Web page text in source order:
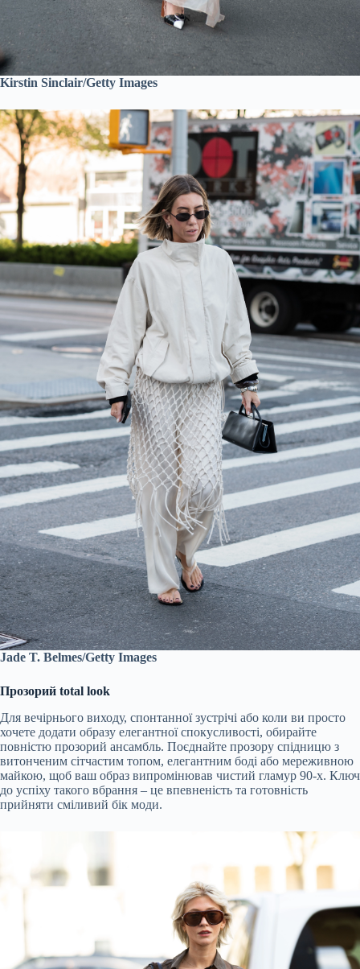
Kirstin Sinclair/Getty Images
Jade T. Belmes/Getty Images
Прозорий total look
Для вечірнього виходу, спонтанної зустрічі або коли ви просто
хочете додати образу елегантної спокусливості, обирайте
повністю прозорий ансамбль. Поєднайте прозору спідницю з
витонченим сітчастим топом, елегантним боді або мереживною
майкою, щоб ваш образ випромінював чистий гламур 90-х. Ключ
до успіху такого вбрання – це впевненість та готовність
прийняти сміливий бік моди.